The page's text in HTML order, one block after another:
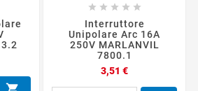
    
Interruttore
Unipolare Arc 16A
250V MARLANVIL
7800.1
3,51 €Prezzo